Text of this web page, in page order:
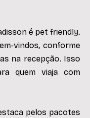
é pet friendly.
vindos, conforme
na recepção. Isso
quem viaja com
pelos pacotes